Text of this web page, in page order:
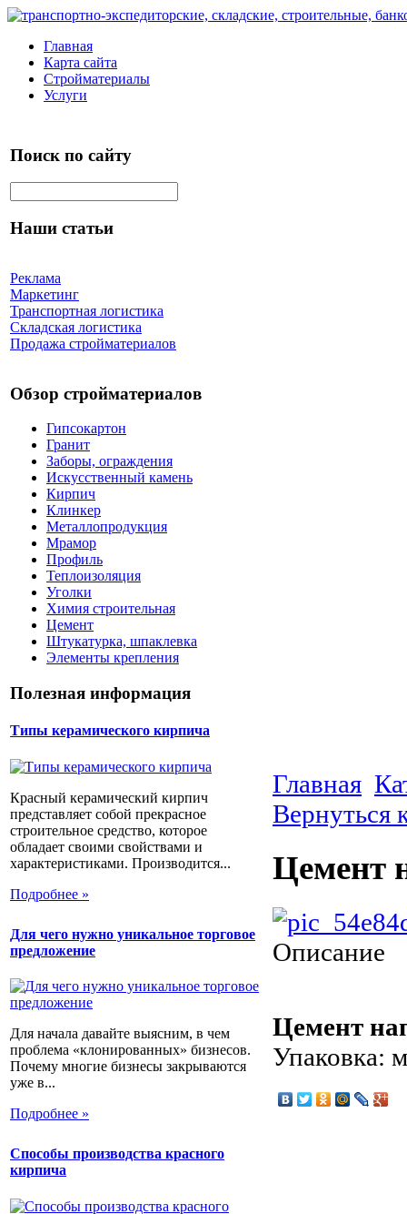
Главная
Карта сайта
Стройматериалы
Услуги
Поиск по сайту
Наши статьи
Реклама
Маркетинг
Транспортная логистика
Складская логистика
Продажа стройматериалов
Обзор стройматериалов
Гипсокартон
Гранит
Заборы, ограждения
Искусственный камень
Кирпич
Клинкер
Металлопродукция
Мрамор
Профиль
Теплоизоляция
Уголки
Химия строительная
Цемент
Штукатурка, шпаклевка
Элементы крепления
Полезная информация
Типы керамического кирпича
Красный керамический кирпич
представляет собой прекрасное
строительное средство, которое
обладает своими свойствами и
характеристиками. Производится...
Подробнее »
Для чего нужно уникальное торговое
предложение
Для начала давайте выясним, в чем
проблема «клонированных» бизнесов.
Почему многие бизнесы закрываются
уже в...
Подробнее »
Способы производства красного
кирпича
Главная
Вернуться
Цемент
Описание
Цемент
Упаковка: